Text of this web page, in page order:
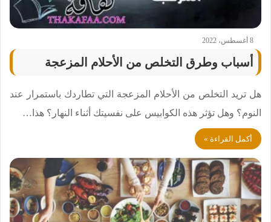
8 أغسطس، 2022
أسباب وطرق التخلص من الأحلام المزعجة
هل تريد التخلص من الأحلام المزعجة التي تطاردك باستمرار عند
النوم؟ وهل تؤثر هذه الكوابيس على نفسيتك أثناء النهار؟ هذا…
أكمل القراءة »